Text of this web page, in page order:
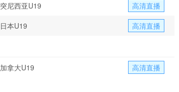
突尼西亚U19
高清直播
日本U19 高清直播
加拿大U19 高清直播